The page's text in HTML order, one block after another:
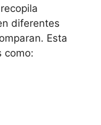
diferentes
Esta
como: